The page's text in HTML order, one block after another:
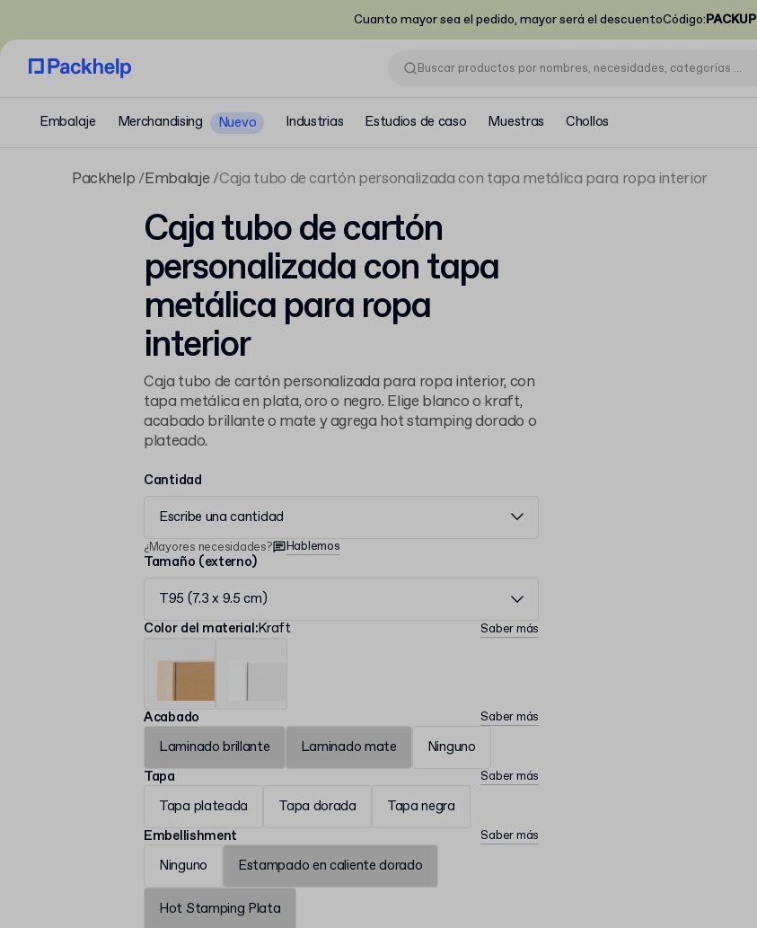
Cuanto mayor sea el pedido, mayor será el descuentoCódigo:PACKUP
Embalaje Merchandising Nuevo Industrias Estudios de caso Muestras Chollos
Packhelp Embalaje Caja tubo de cartón personalizada con tapa metálica para ropa interior
Caja tubo de cartón
personalizada con tapa
metálica para ropa
interior
Caja tubo de cartón personalizada para ropa interior, con
tapa metálica en plata, oro o negro. Elige blanco o kraft,
acabado brillante o mate y agrega hot stamping dorado o
plateado.
Cantidad
Escribe una cantidad
¿Mayores necesidades? Hablemos
Tamaño (externo)
T95 (7.3 x 9.5 cm)
Color del material:Kraft Saber más
Acabado Saber más
Laminado brillante Laminado mate
Ninguno
Tapa
Saber más
Tapa plateada Tapa dorada
Tapa negra
Embellishment
Saber más
Ninguno Estampado en caliente dorado
Hot Stamping Plata